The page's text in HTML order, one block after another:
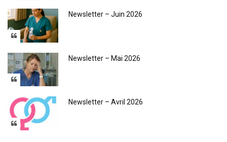
Newsletter – Juin 2026
Newsletter – Mai 2026
Newsletter – Avril 2026